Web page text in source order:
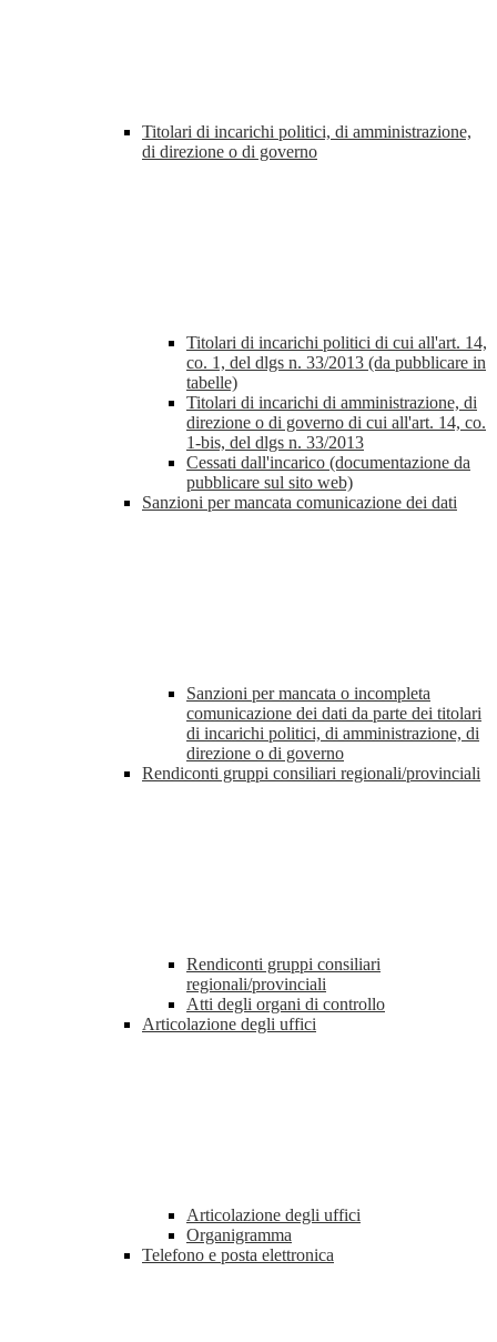
Titolari di incarichi politici, di amministrazione,
di direzione o di governo
Titolari di incarichi politici di cui all'art. 14,
co. 1, del dlgs n. 33/2013 (da pubblicare in
tabelle)
Titolari di incarichi di amministrazione, di
direzione o di governo di cui all'art. 14, co.
1-bis, del dlgs n. 33/2013
Cessati dall'incarico (documentazione da
pubblicare sul sito web)
Sanzioni per mancata comunicazione dei dati
Sanzioni per mancata o incompleta
comunicazione dei dati da parte dei titolari
di incarichi politici, di amministrazione, di
direzione o di governo
Rendiconti gruppi consiliari regionali/provinciali
Rendiconti gruppi consiliari
regionali/provinciali
Atti degli organi di controllo
Articolazione degli uffici
Articolazione degli uffici
Organigramma
Telefono e posta elettronica